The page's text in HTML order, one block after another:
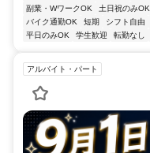
副業・WワークOK
土日祝のみOK
バイク通勤OK
短期 シフト自由
平日のみOK
学生歓迎 転勤なし
アルバイト・パート